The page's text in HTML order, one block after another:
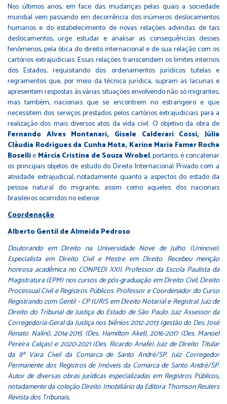
Nos últimos anos, em face das mudanças pelas quais a sociedade
mundial vem passando em decorrência dos inúmeros deslocamentos
humanos e do estabelecimento de novas relações advindas de tais
deslocamentos, urge estudar e analisar as consequências desses
fenômenos, pela ótica do direito internacional e de sua relação com os
cartórios extrajudiciais. Essas relações transcendem os limites internos
dos Estados, requisitando dos ordenamentos jurídicos tutelas e
regramentos que, por meio da técnica jurídica, supram as lacunas e
apresentem respostas às várias situações envolvendo não só migrantes,
mas também, nacionais que se encontrem no estrangeiro e que
necessitem dos serviços prestados pelos cartórios extrajudiciais para a
realização dos mais diversos atos da vida civil. O objetivo da obra de
Fernando Alves Montanari, Gisele Calderari Cossi, Júlia
Cláudia Rodrigues da Cunha Mota, Karine Maria Famer Rocha
Bosellie Márcia Cristina de Souza Wrobel, portanto, é concatenar
os principais objetos de estudo do Direito Internacional Privado com a
atividade extrajudicial, notadamente quanto a aspectos do estado da
pessoa natural do migrante, assim como aqueles dos nacionais
brasileiros ocorridos no exterior.
Coordenação
Alberto Gentil de Almeida Pedroso
Doutorando em Direito na Universidade Nove de Julho (Uninove).
Especialista em Direito Civil e Mestre em Direito. Recebeu menção
honrosa acadêmica no CONPEDI XXII. Professor da Escola Paulista da
Magistratura (EPM) nos cursos de pós-graduação em Direito Civil, Direito
Processual Civil e Registros Públicos. Professor e Coordenador do Curso
Registrando com Gentil – CP IURIS em Direito Notarial e Registral. Juiz de
Direito do Tribunal de Justiça do Estado de São Paulo. Juiz Assessor da
Corregedoria-Geral da Justiça nos biênios 2012-2013 (gestão do Des. José
Renato Nalini), 2014-2015 (Des. Hamilton Akel), 2016-2017 (Des. Manoel
Pereira Calças) e 2020-2021 (Des. Ricardo Anafe). Juiz de Direito Titular
da 8ª Vara Cível da Comarca de Santo André/SP. Juiz Corregedor
Permanente dos Registros de Imóveis da Comarca de Santo André/SP.
Autor de diversas obras jurídicas especializadas em Registros Públicos,
notadamente da coleção Direito Imobiliário da Editora Thomson Reuters
Revista dos Tribunais.